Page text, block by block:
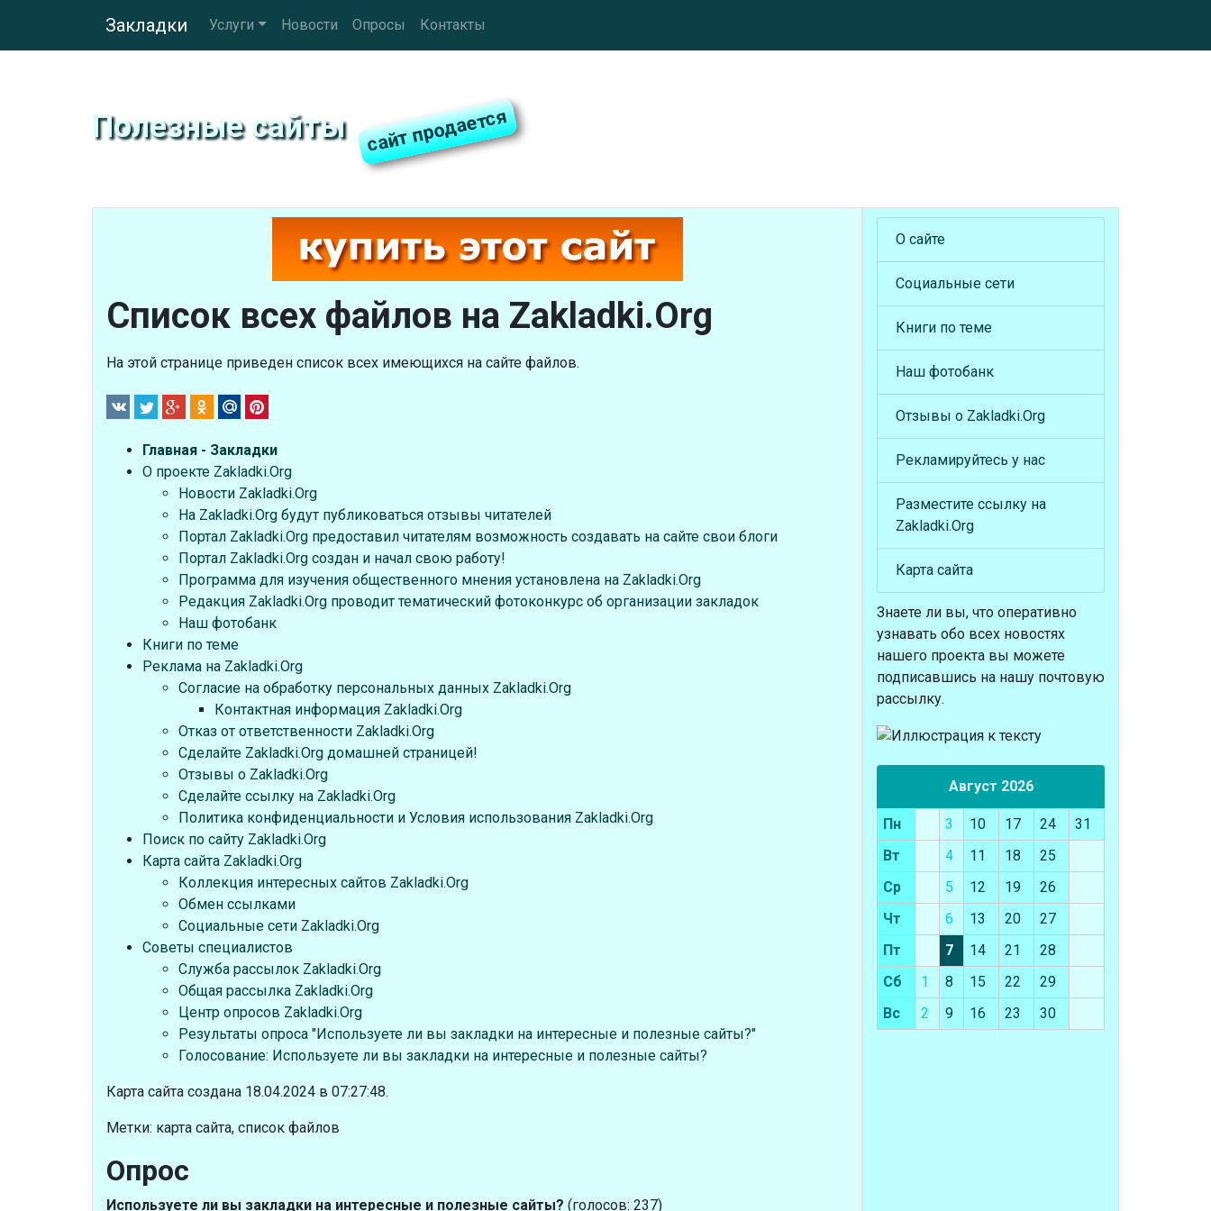
Закладки Услуги Новости Опросы Контакты
Полезные сайты
Список всех файлов на Zakladki.Org
На этой странице приведен список всех имеющихся на сайте файлов.
Главная - Закладки
О проекте Zakladki.Org
Новости Zakladki.Org
На Zakladki.Org будут публиковаться отзывы читателей
Портал Zakladki.Org предоставил читателям возможность создавать на сайте свои блоги
Портал Zakladki.Org создан и начал свою работу!
Программа для изучения общественного мнения установлена на Zakladki.Org
Редакция Zakladki.Org проводит тематический фотоконкурс об организации закладок
Наш фотобанк
Книги по теме
Реклама на Zakladki.Org
Cогласие на обработку персональных данных Zakladki.Org
Контактная информация Zakladki.Org
Отказ от ответственности Zakladki.Org
Сделайте Zakladki.Org домашней страницей!
Отзывы о Zakladki.Org
Сделайте ссылку на Zakladki.Org
Политика конфиденциальности и Условия использования Zakladki.Org
Поиск по сайту Zakladki.Org
Карта сайта Zakladki.Org
Коллекция интересных сайтов Zakladki.Org
Обмен ссылками
Социальные сети Zakladki.Org
Советы специалистов
Служба рассылок Zakladki.Org
Общая рассылка Zakladki.Org
Центр опросов Zakladki.Org
Результаты опроса "Используете ли вы закладки на интересные и полезные сайты?"
Голосование: Используете ли вы закладки на интересные и полезные сайты?
Карта сайта создана 18.04.2024 в 07:27:48.
Метки: карта сайта, список файлов
Опрос
Используете ли вы закладки на интересные и полезные сайты? (голосов: 237)
О сайте
Социальные сети
Книги по теме
Наш фотобанк
Отзывы о Zakladki.Org
Рекламируйтесь у нас
Разместите ссылку на
Zakladki.Org
Карта сайта
Знаете ли вы, что оперативно
узнавать обо всех новостях
нашего проекта вы можете
подписавшись на нашу почтовую
рассылку.
Август 2026
Пн 3 10 17 24
31
Вт
4 11 18
25
Ср
5 12 19
26
Чт
6 13 20
27
Пт
7 14 21
28
Сб
1 8 15 22
29
Вс
2 9 16 23 30